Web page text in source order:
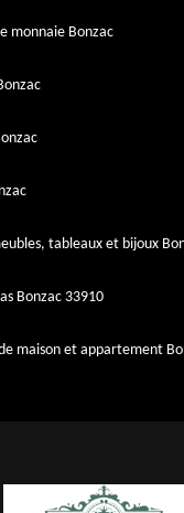
monnaie Bonzac
tableaux et bijoux
Bonzac 33910
maison et appartement